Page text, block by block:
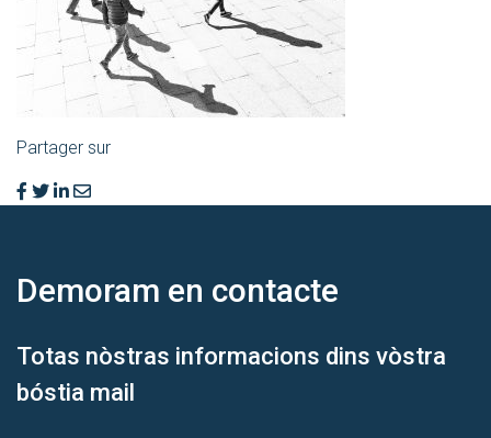
Partager sur
Demoram en contacte
Totas nòstras informacions dins vòstra
bóstia mail